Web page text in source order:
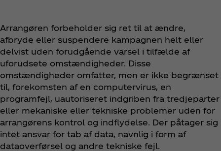
Arrangøren forbeholder sig ret til at ændre,
afbryde eller suspendere kampagnen helt eller
delvist uden forudgående varsel i tilfælde af
uforudsete omstændigheder. Disse
omstændigheder omfatter, men er ikke begrænset
til, forekomsten af en computervirus, en
programfejl, uautoriseret indgriben fra tredjeparter
eller mekaniske eller tekniske problemer uden for
arrangørens kontrol og indflydelse. Der påtager sig
intet ansvar for tab af data, navnlig i form af
dataoverførsel og andre tekniske fejl.